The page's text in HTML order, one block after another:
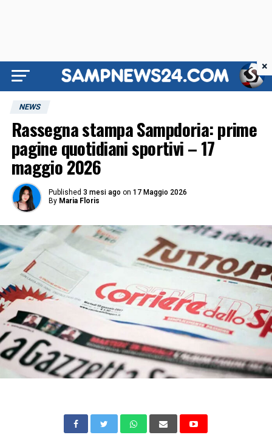
NEWS
Rassegna stampa Sampdoria: prime
pagine quotidiani sportivi – 17
maggio 2026
Published 3 mesi ago on 17 Maggio 2026
By Maria Floris
×